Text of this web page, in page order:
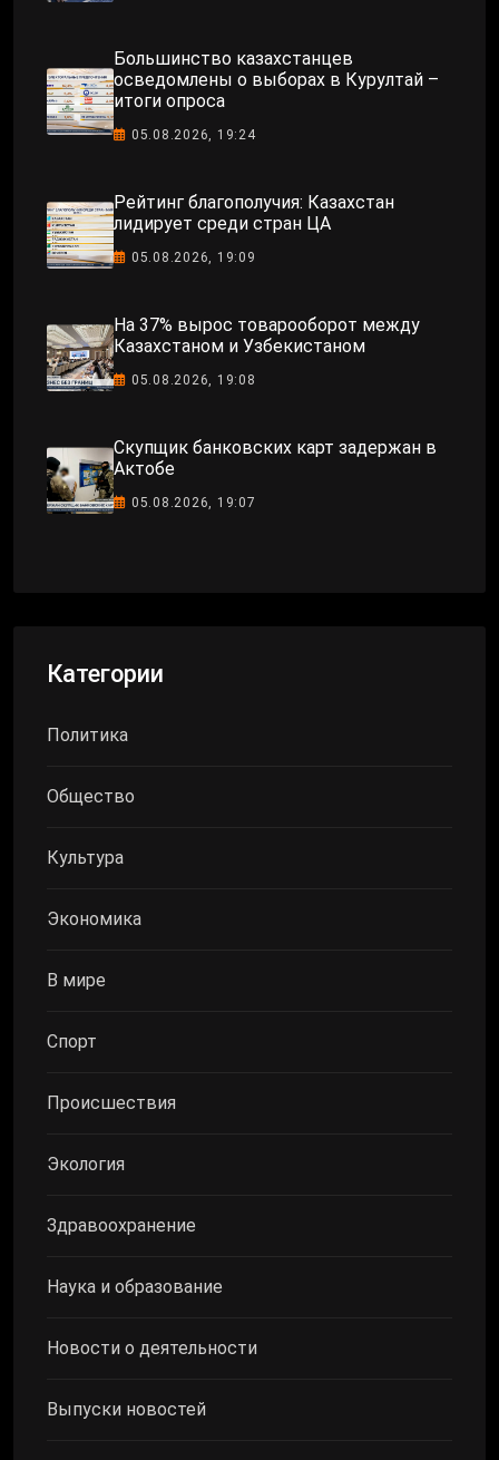
Большинство казахстанцев
осведомлены о выборах в Курултай –
итоги опроса
05.08.2026, 19:24
Рейтинг благополучия: Казахстан
лидирует среди стран ЦА
05.08.2026, 19:09
На 37% вырос товарооборот между
Казахстаном и Узбекистаном
05.08.2026, 19:08
Скупщик банковских карт задержан в
Актобе
05.08.2026, 19:07
Категории
Политика
Общество
Культура
Экономика
В мире
Спорт
Происшествия
Экология
Здравоохранение
Наука и образование
Новости о деятельности
Выпуски новостей